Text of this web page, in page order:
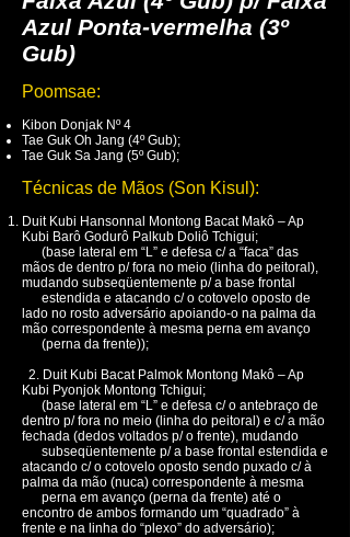
Azul Ponta-vermelha (3º
Gub)
Poomsae:
Kibon Donjak Nº 4
Tae Guk Oh Jang (4º Gub);
Tae Guk Sa Jang (5º Gub);
Técnicas de Mãos (Son Kisul):
Duit Kubi Hansonnal Montong Bacat Makô – Ap
Kubi Barô Godurô Palkub Doliô Tchigui;
(base lateral em “L” e defesa c/ a “faca” das
mãos de dentro p/ fora no meio (linha do peitoral),
mudando subseqüentemente p/ a base frontal
estendida e atacando c/ o cotovelo oposto de
lado no rosto adversário apoiando-o na palma da
mão correspondente à mesma perna em avanço
(perna da frente));
2. Duit Kubi Bacat Palmok Montong Makô – Ap
Kubi Pyonjok Montong Tchigui;
(base lateral em “L” e defesa c/ o antebraço de
dentro p/ fora no meio (linha do peitoral) e c/ a mão
fechada (dedos voltados p/ o frente), mudando
subseqüentemente p/ a base frontal estendida e
atacando c/ o cotovelo oposto sendo puxado c/ à
palma da mão (nuca) correspondente à mesma
perna em avanço (perna da frente) até o
encontro de ambos formando um “quadrado” à
frente e na linha do “plexo” do adversário);